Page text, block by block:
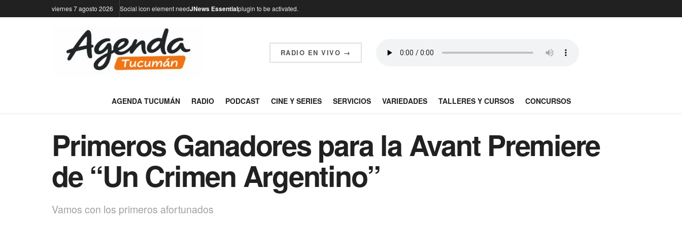
viernes 7 agosto 2026 Social icon element needJNews Essentialplugin to be activated.
RADIO EN VIVO →
AGENDA TUCUMÁN RADIO PODCAST CINE Y SERIES SERVICIOS VARIEDADES TALLERES Y CURSOS CONCURSOS
Primeros Ganadores para la Avant Premiere
de “Un Crimen Argentino”
Vamos con los primeros afortunados